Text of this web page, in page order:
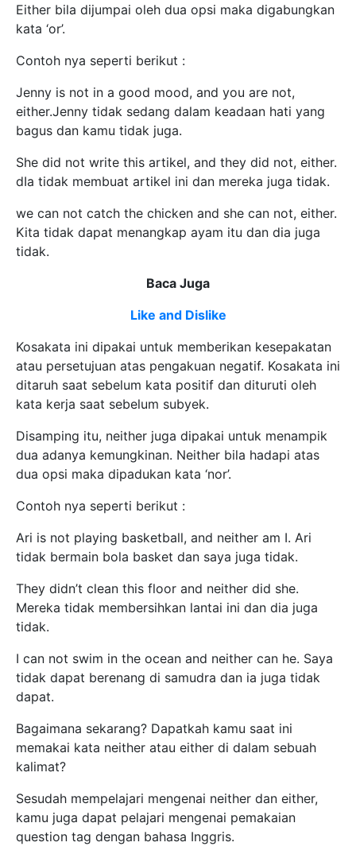
Either bila dijumpai oleh dua opsi maka digabungkan
kata ‘or’.
Contoh nya seperti berikut :
Jenny is not in a good mood, and you are not,
either.Jenny tidak sedang dalam keadaan hati yang
bagus dan kamu tidak juga.
She did not write this artikel, and they did not, either.
dIa tidak membuat artikel ini dan mereka juga tidak.
we can not catch the chicken and she can not, either.
Kita tidak dapat menangkap ayam itu dan dia juga
tidak.
Baca Juga
Like and Dislike
Kosakata ini dipakai untuk memberikan kesepakatan
atau persetujuan atas pengakuan negatif. Kosakata ini
ditaruh saat sebelum kata positif dan dituruti oleh
kata kerja saat sebelum subyek.
Disamping itu, neither juga dipakai untuk menampik
dua adanya kemungkinan. Neither bila hadapi atas
dua opsi maka dipadukan kata ‘nor’.
Contoh nya seperti berikut :
Ari is not playing basketball, and neither am I. Ari
tidak bermain bola basket dan saya juga tidak.
They didn’t clean this floor and neither did she.
Mereka tidak membersihkan lantai ini dan dia juga
tidak.
I can not swim in the ocean and neither can he. Saya
tidak dapat berenang di samudra dan ia juga tidak
dapat.
Bagaimana sekarang? Dapatkah kamu saat ini
memakai kata neither atau either di dalam sebuah
kalimat?
Sesudah mempelajari mengenai neither dan either,
kamu juga dapat pelajari mengenai pemakaian
question tag dengan bahasa Inggris.